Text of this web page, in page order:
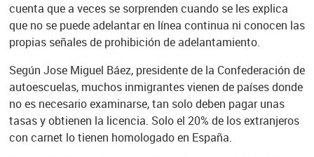
cuenta que a veces se sorprenden cuando se les explica
que no se puede adelantar en línea continua ni conocen las
propias señales de prohibición de adelantamiento.
Según Jose Miguel Báez, presidente de la Confederación de
autoescuelas, muchos inmigrantes vienen de países donde
no es necesario examinarse, tan solo deben pagar unas
tasas y obtienen la licencia. Solo el 20% de los extranjeros
con carnet lo tienen homologado en España.